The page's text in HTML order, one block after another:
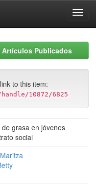
Artículos Publicados
to this item:
10872/6825
grasa en jóvenes
social